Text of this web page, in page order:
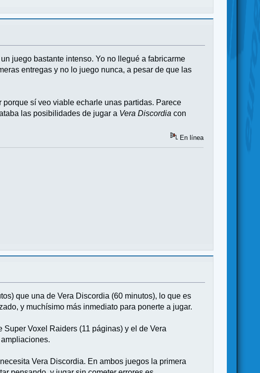
juego bastante intenso. Yo no llegué a fabricarme
entregas y no lo juego nunca, a pesar de que las
sí veo viable echarle unas partidas. Parece
las posibilidades de jugar a Vera Discordia con
En línea
que una de Vera Discordia (60 minutos), lo que es
y muchísimo más inmediato para ponerte a jugar.
Voxel Raiders (11 páginas) y el de Vera
Vera Discordia. En ambos juegos la primera